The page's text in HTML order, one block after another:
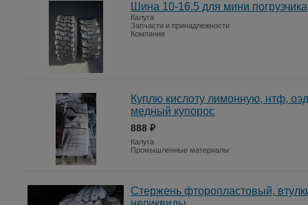
Шина 10-16.5 для мини погрузчика
Калуга
Запчасти и принадлежности
Компания
Куплю кислоту лимонную, нтф,
медный купорос
888 ₽
Калуга
Промышленные материалы
Стержень фторопластовый,